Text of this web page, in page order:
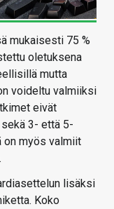
mukaisesti 75 %
oletuksena
mutta
voideltu valmiiksi
eivät
3- että 5-
on myös valmiit
lisäksi
Koko